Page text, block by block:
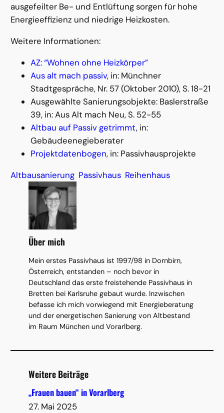
ausgefeilter Be- und Entlüftung sorgen für hohe
Energieeffizienz und niedrige Heizkosten.
Weitere Informationen:
AZ: “Wohnen ohne Heizkörper”
Aus alt mach passiv, in: Münchner
Stadtgespräche, Nr. 57 (Oktober 2010), S. 18-21
Ausgewählte Sanierungsobjekte: Baslerstraße
39, in: Aus Alt mach Neu, S. 52-55
Altbau auf Passiv getrimmt, in:
Gebäudeenegieberater
Projektdatenbogen, in: Passivhausprojekte
Altbausanierung Passivhaus Reihenhaus
Über mich
Mein erstes Passivhaus ist 1997/98 in Dornbirn,
Österreich, entstanden – noch bevor in
Deutschland das erste freistehende Passivhaus in
Bretten bei Karlsruhe gebaut wurde. Inzwischen
befasse ich mich vorwiegend mit Energieberatung
und der energetischen Sanierung von Altbestand
im Raum München und Vorarlberg.
Weitere Beiträge
„Frauen bauen“ in Vorarlberg
27. Mai 2025